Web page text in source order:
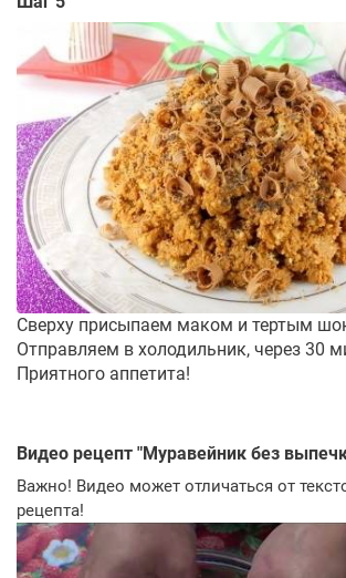
Сверху присыпаем маком и тертым
Отправляем в холодильник, через 30
Приятного аппетита!
Видео рецепт "Муравейник без
Важно! Видео может отличаться от
рецепта!